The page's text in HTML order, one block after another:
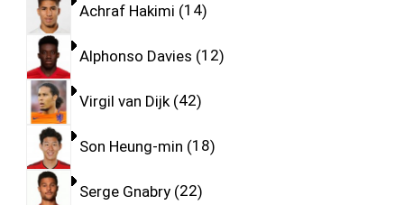
Achraf Hakimi 14
Alphonso Davies 12
Virgil van Dijk 42
Son Heung-min 18
Serge Gnabry 22